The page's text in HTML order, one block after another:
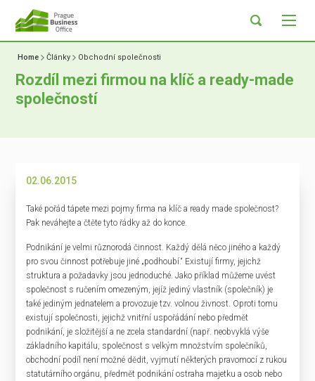
Home Články Obchodní společnosti
Rozdíl mezi firmou na klíč a ready-made
společností
02.06.2015
Také pořád tápete mezi pojmy firma na klíč a ready made společnost?
Pak neváhejte a čtěte tyto řádky až do konce.
Podnikání je velmi různorodá činnost. Každý dělá něco jiného a každý
pro svou činnost potřebuje jiné „podhoubí.“ Existují firmy, jejichž
struktura a požadavky jsou jednoduché. Jako příklad můžeme uvést
společnost s ručením omezeným, jejíž jediný vlastník (společník) je
také jediným jednatelem a provozuje tzv. volnou živnost. Oproti tomu
existují společnosti, jejichž vnitřní uspořádání nebo předmět
podnikání, je složitější a ne zcela standardní (např. neobvyklá výše
základního kapitálu, společnost s velkým množstvím společníků,
obchodní podíl není možné dědit, vyjmutí některých pravomocí z rukou
statutárního orgánu, předmět podnikání ostraha majetku a osob nebo